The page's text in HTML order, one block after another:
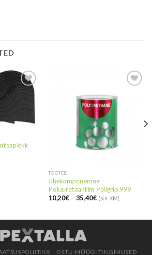
Salvesta
TOOTED
Ühekomponentne
Polüuretaanliim Poligrip 999
10,20€– 35,40€ (sis. KM)
OSTU-MÜÜGI TINGIMUSED